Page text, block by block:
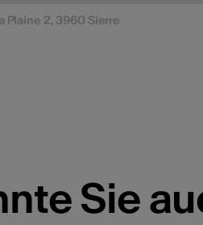
Plaine 2, 3960 Sierre
Sie